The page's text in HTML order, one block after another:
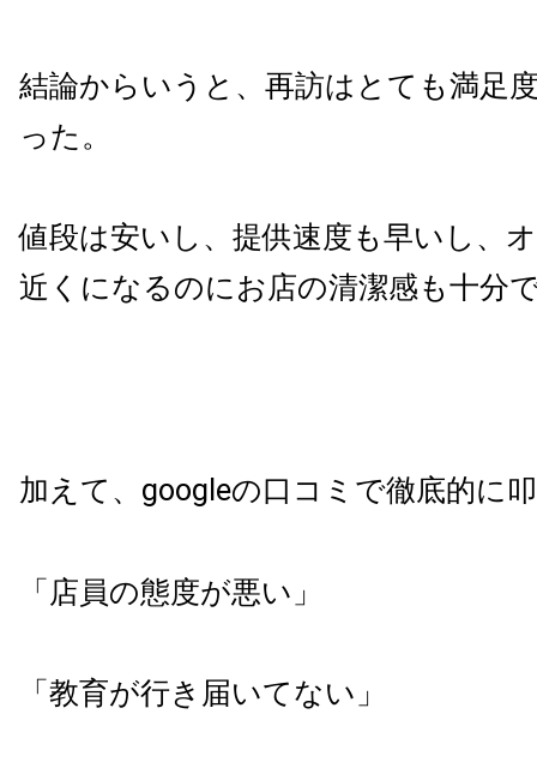
結論からいうと、再訪はとても満足
った。
値段は安いし、提供速度も早いし、
近くになるのにお店の清潔感も十分
加えて、googleの口コミで徹底的に
「店員の態度が悪い」
「教育が行き届いてない」